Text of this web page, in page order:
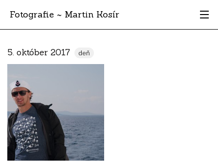
Fotografie ~ Martin Kosír
Albumy
Miesta
Archív
Vyhľadávanie
5. október 2017 deň